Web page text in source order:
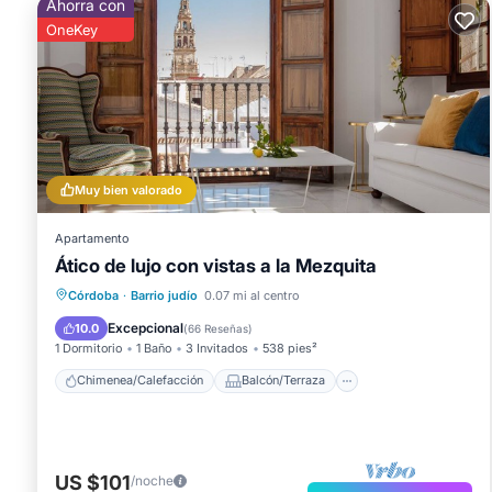
Muy bien valorado
Ahorra con
OneKey
Apartamento
Ático de lujo con vistas a la Mezquita
Córdoba · Barrio judío 0.07 mi al centro
10.0 Excepcional(66 Reseñas)
1 Dormitorio 1 Baño 3 Invitados 538 pies²
Chimenea/Calefacción Balcón/Terraza
Chimenea/Calefacción
Cocina
Aparcamiento
US $101/noche